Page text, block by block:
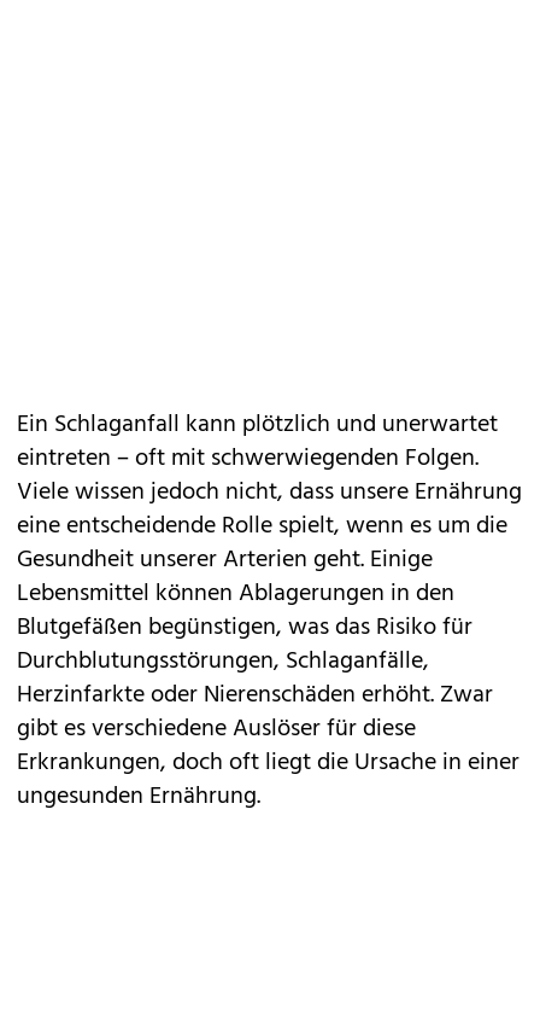
Ein Schlaganfall kann plötzlich und unerwartet
eintreten – oft mit schwerwiegenden Folgen.
Viele wissen jedoch nicht, dass unsereErnährung
eine entscheidende Rolle spielt, wenn es um die
Gesundheit unserer Arterien geht. Einige
Lebensmittel können Ablagerungen in den
Blutgefäßen begünstigen, was das Risiko für
Durchblutungsstörungen, Schlaganfälle,
Herzinfarkteoder Nierenschäden erhöht. Zwar
gibt es verschiedene Auslöser für diese
Erkrankungen, doch oft liegt die Ursache in einer
ungesunden Ernährung.